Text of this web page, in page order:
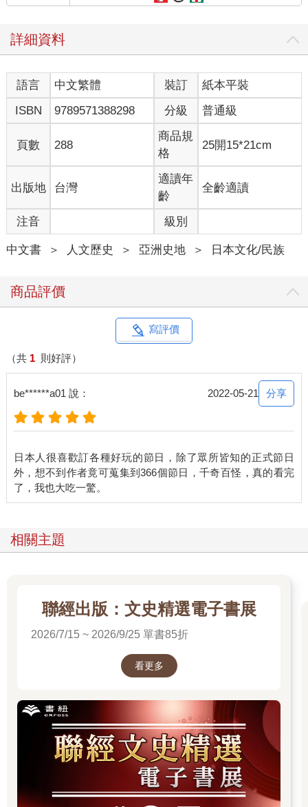
詳細資料
語言 中文繁體 裝訂
紙本平裝
ISBN
9789571388298 分級 普通級
頁數 288
商品規
格
25開15*21cm
出版地 台灣
適讀年
齡
全齡適讀
注音 級別
中文書 ＞ 人文歷史 ＞ 亞洲史地 ＞ 日本文化/民族
商品評價
寫評價
（共 1 則好評）
be******a01 說： 2022-05-21 分享
日本人很喜歡訂各種好玩的節日，除了眾所皆知的正式節日
外，想不到作者竟可蒐集到366個節日，千奇百怪，真的看完
相關主題
聯經出版：文史精選電子書展
2026/7/15 ~ 2026/9/25 單書85折
看更多